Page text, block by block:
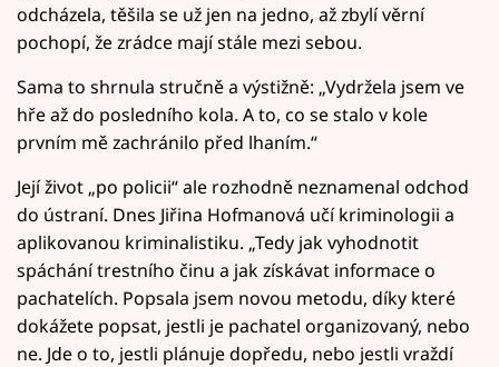
odcházela, těšila se už jen na jedno, až zbylí věrní
pochopí, že zrádce mají stále mezi sebou.
Sama to shrnula stručně a výstižně: „Vydržela jsem ve
hře až do posledního kola. A to, co se stalo v kole
prvním mě zachránilo před lhaním.“
Její život „po policii“ ale rozhodně neznamenal odchod
do ústraní. Dnes Jiřina Hofmanová učí kriminologii a
aplikovanou kriminalistiku. „Tedy jak vyhodnotit
spáchání trestního činu a jak získávat informace o
pachatelích. Popsala jsem novou metodu, díky které
dokážete popsat, jestli je pachatel organizovaný, nebo
ne. Jde o to, jestli plánuje dopředu, nebo jestli vraždí